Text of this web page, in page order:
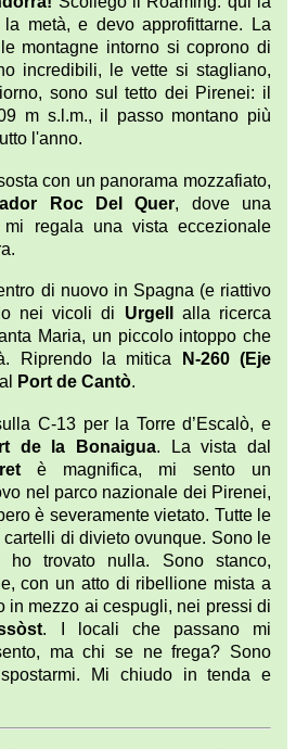
metà, e devo approfittarne. La
montagne intorno si coprono di
incredibili, le vette si stagliano,
sono sul tetto dei Pirenei: il
m s.l.m., il passo montano più
l'anno.
con un panorama mozzafiato,
Roc Del Quer, dove una
regala una vista eccezionale
di nuovo in Spagna (e riattivo
nei vicoli di Urgell
alla ricerca
Maria, un piccolo intoppo che
Riprendo la mitica
N-260 (Eje
Port de Cantò.
C-13 per la Torre d’Escalò, e
de la Bonaigua. La vista dal
è magnifica, mi sento un
nel parco nazionale dei Pirenei,
è severamente vietato. Tutte le
di divieto ovunque. Sono le
trovato nulla. Sono stanco,
con un atto di ribellione mista a
in mezzo ai cespugli, nei pressi di
. I locali che passano mi
ma chi se ne frega? Sono
Mi chiudo in tenda e